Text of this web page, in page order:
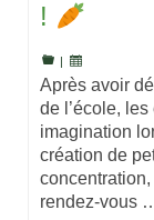
!
Après avoir
de l’école,
imagination
création de
rendez-vous